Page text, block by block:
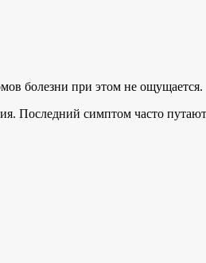
болезни при этом не ощущается.
Последний симптом часто